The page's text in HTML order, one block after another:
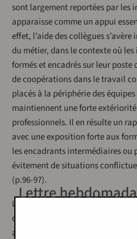
sont largement reportées par les
apparaisse comme un appui
effet, l’aide des collègues
du métier, dans le contexte où
formés et encadrés sur leur
de coopérations dans le travail
placés à la périphérie des
maintiennent une forte
professionnels. Il en résulte un
avec une exposition forte aux
les encadrants intermédiaires ou
évitement de situations
(p.96-97).
L’étude de la condition des
d’analyses sur la production des
avec le genre, la couleur de peau
Lettre